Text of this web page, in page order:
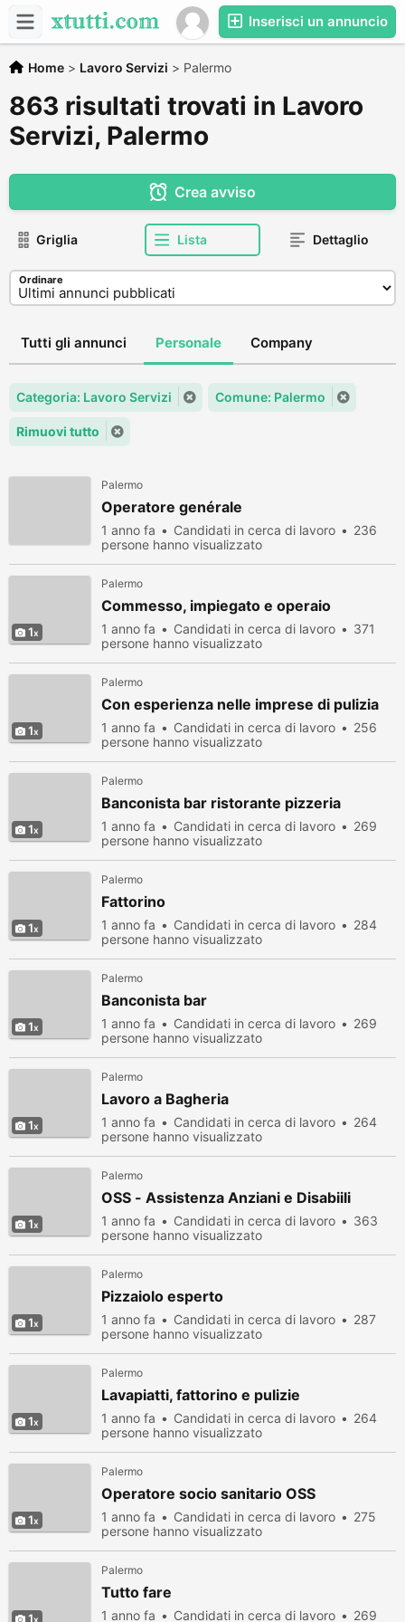
Inserisci un annuncio
Home > Lavoro Servizi > Palermo
863 risultati trovati in Lavoro
Servizi, Palermo
Crea avviso
Griglia Lista Dettaglio
Ordinare
Tutti gli annunci Personale Company
Categoria: Lavoro Servizi Comune: Palermo
Rimuovi tutto
Palermo
Operatore genérale
1 anno fa Candidati in cerca di lavoro
236
persone hanno visualizzato
1
Palermo
Commesso, impiegato e operaio
1 anno fa Candidati in cerca di lavoro
371
persone hanno visualizzato
1
Palermo
Con esperienza nelle imprese di pulizia
1 anno fa Candidati in cerca di lavoro
256
persone hanno visualizzato
1
Palermo
Banconista bar ristorante pizzeria
1 anno fa Candidati in cerca di lavoro
269
persone hanno visualizzato
1
Palermo
Fattorino
1 anno fa Candidati in cerca di lavoro
284
persone hanno visualizzato
1
Palermo
Banconista bar
1 anno fa Candidati in cerca di lavoro
269
persone hanno visualizzato
1
Palermo
Lavoro a Bagheria
1 anno fa Candidati in cerca di lavoro
264
persone hanno visualizzato
1
Palermo
OSS - Assistenza Anziani e Disabiili
1 anno fa Candidati in cerca di lavoro
363
persone hanno visualizzato
1
Palermo
Pizzaiolo esperto
1 anno fa Candidati in cerca di lavoro
287
persone hanno visualizzato
1
Palermo
Lavapiatti, fattorino e pulizie
1 anno fa Candidati in cerca di lavoro
264
persone hanno visualizzato
1
Palermo
Operatore socio sanitario OSS
1 anno fa Candidati in cerca di lavoro
275
persone hanno visualizzato
1
Palermo
Tutto fare
1 anno fa Candidati in cerca di lavoro 269